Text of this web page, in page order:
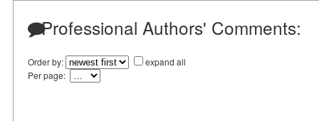
Professional Authors' Comments:
Order by:
expand all
Per page: